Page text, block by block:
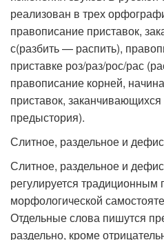
реализован в трех
правописание приставок,
с(разбить — распить),
приставке роз/раз/рос/рас
правописание корней,
приставок,
предыстория).
Слитное, раздельное и
Слитное, раздельное и
регулируется традиционным
морфологической
Отдельные слова пишутся
раздельно, кроме